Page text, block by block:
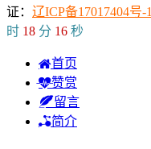
证： 辽ICP备17017404号-1
时 18 分 16 秒
首页
赞赏
留言
简介